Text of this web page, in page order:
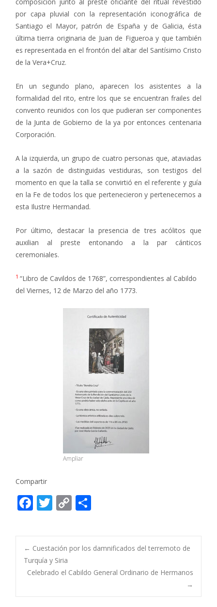
por capa pluvial con la representación iconográfica de
Santiago el Mayor, patrón de España y de Galicia, ésta
última tierra originaria de Juan de Figueroa y que también
es representada en el frontón del altar del Santísimo Cristo
de la Vera+Cruz.
En un segundo plano, aparecen los asistentes a la
formalidad del rito, entre los que se encuentran frailes del
convento reunidos con los que pudieran ser componentes
de la Junta de Gobierno de la ya por entonces centenaria
Corporación.
A la izquierda, un grupo de cuatro personas que, ataviadas
a la sazón de distinguidas vestiduras, son testigos del
momento en que la talla se convirtió en el referente y guía
en la Fe de todos los que pertenecieron y pertenecemos a
esta Ilustre Hermandad.
Por último, destacar la presencia de tres acólitos que
auxilian al preste entonando a la par cánticos
ceremoniales.
1 “Libro de Cavildos de 1768”, correspondientes al Cabildo
del Viernes, 12 de Marzo del año 1773.
Ampliar
Compartir
F
e
b
o
o
k
T
itt
er
C
p
y
Li
n
k
m
p
ar
ti
r
Post
← Cuestación por los damnificados del terremoto de
Turquía y Siria
Celebrado el Cabildo General Ordinario de Hermanos
→